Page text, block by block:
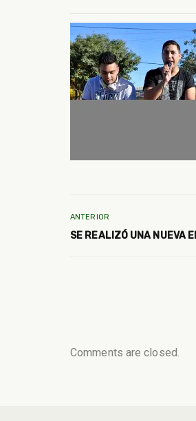
ANTERIOR
SE REALIZÓ UNA NUEVA
Comments are closed.